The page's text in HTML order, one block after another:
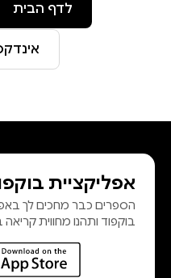
לדף הבית
אפליקציית
הספרים כבר מחכים לך
בוקפוד ותהנו מחווית